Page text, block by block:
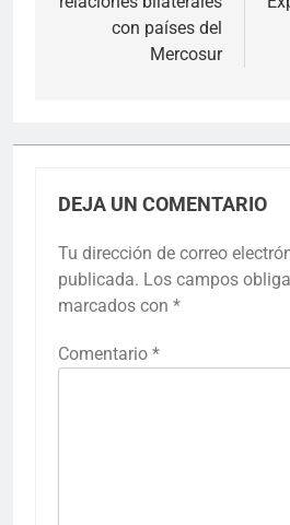
entradas
con países del
Mercosur
DEJA UN COMENTARIO
Tu dirección de correo
publicada. Los campos
marcados con *
Comentario *